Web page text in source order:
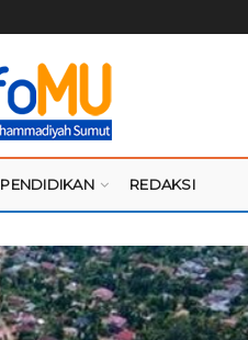
PENDIDIKAN REDAKSI